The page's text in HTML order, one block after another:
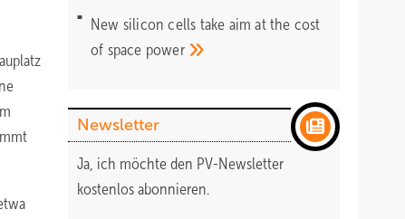
New silicon cells take aim at the cost
of space power
Newsletter
Ja, ich möchte den PV-Newsletter
kostenlos abonnieren.